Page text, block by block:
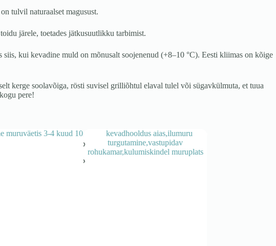
tulvil naturaalset magusust.
järele, toetades jätkusuutlikku tarbimist.
kui kevadine muld on mõnusalt soojenenud (+8–10 °C). Eesti kliimas on kõige
kerge soolavõiga, rösti suvisel grilliõhtul elaval tulel või sügavkülmuta, et tuua
pere!